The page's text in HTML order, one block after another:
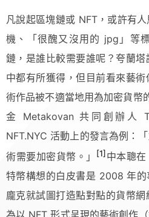
凡說起區塊鏈或 NFT，或許有
機、「很醜又沒用的 jpg」等
鏈，是誰比較需要誰呢？夸蘭
中都有所獲得，但目前看來藝
術作品被不適當地用為加密貨幣
金 Metakovan 共同創辦人
NFT.NYC 活動上的發言為例：
術需要加密貨幣。」
[1] 中本聰
特幣構想的白皮書是 2008 年
龐克就試圖打造點對點的貨幣